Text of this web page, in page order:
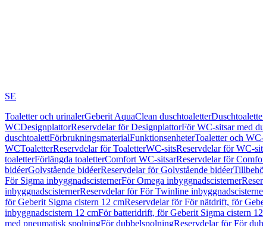
SE
Toaletter och urinalerGeberit AquaClean duschtoaletter
WCDesignplattorReservdelar för DesignplattorFör WC-sitsar med
duschtoalettFörbrukningsmaterialFunktionsenheterToaletter och
WCToaletterReservdelar för ToaletterWC-sitsReservdelar för WC-
toaletterFörlängda toaletterComfort WC-sitsarReservdelar för
bidéerGolvstående bidéerReservdelar för Golvstående bidéer
För Sigma inbyggnadscisternerFör Omega inbyggnadscisterner
inbyggnadscisternerReservdelar för För Twinline
för Geberit Sigma cistern 12 cmReservdelar för För nätdrift, för
inbyggnadscistern 12 cmFör batteridrift, för Geberit Sigma cistern
med pneumatisk spolningFör dubbelspolningReservdelar för För